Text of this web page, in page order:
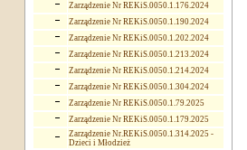
Zarządzenie Nr REKiS.0050.1.176.2024
Zarządzenie Nr REKiS.0050.1.190.2024
Zarządzenie Nr REKiS.0050.1.202.2024
Zarządzenie Nr REKiS.0050.1.213.2024
Zarządzenie Nr REKiS.0050.1.214.2024
Zarządzenie Nr REKiS.0050.1.304.2024
Zarządzenie Nr REKiS.0050.1.79.2025
Zarządzenie Nr REKiS.0050.1.179.2025
Zarządzenie Nr.REKiS.0050.1.314.2025 -
Dzieci i Młodzież